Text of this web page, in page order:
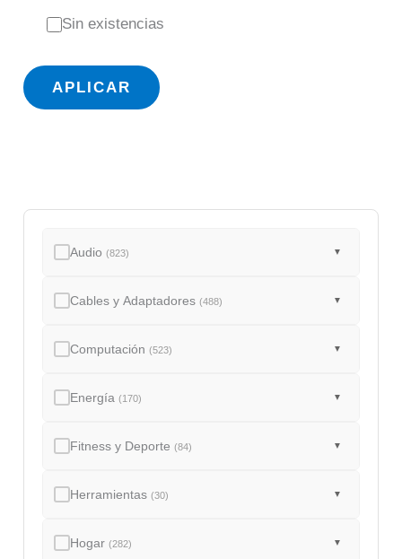
s
d
Sin existencias
APLICAR
Audio(823) ▼
Cables y Adaptadores(488) ▼
Computación(523) ▼
Energía(170) ▼
Fitness y Deporte(84) ▼
Herramientas(30) ▼
Hogar(282) ▼